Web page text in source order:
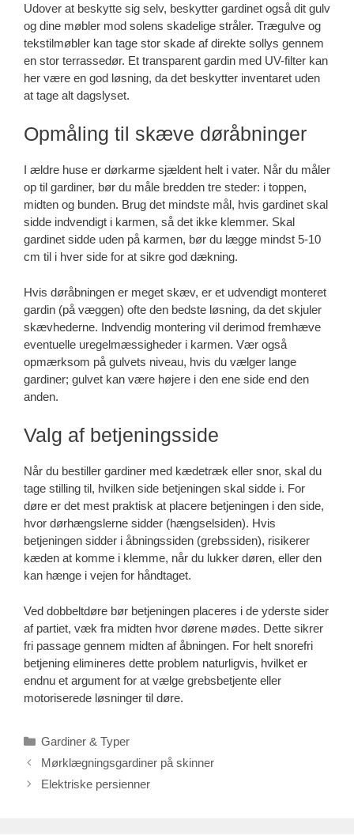
Udover at beskytte sig selv, beskytter gardinet også dit gulv
og dine møbler mod solens skadelige stråler. Trægulve og
tekstilmøbler kan tage stor skade af direkte sollys gennem
en stor terrassedør. Et transparent gardin med UV-filter kan
her være en god løsning, da det beskytter inventaret uden
at tage alt dagslyset.
Opmåling til skæve døråbninger
I ældre huse er dørkarme sjældent helt i vater. Når du måler
op til gardiner, bør du måle bredden tre steder: i toppen,
midten og bunden. Brug det mindste mål, hvis gardinet skal
sidde indvendigt i karmen, så det ikke klemmer. Skal
gardinet sidde uden på karmen, bør du lægge mindst 5-10
cm til i hver side for at sikre god dækning.
Hvis døråbningen er meget skæv, er et udvendigt monteret
gardin (på væggen) ofte den bedste løsning, da det skjuler
skævhederne. Indvendig montering vil derimod fremhæve
eventuelle uregelmæssigheder i karmen. Vær også
opmærksom på gulvets niveau, hvis du vælger lange
gardiner; gulvet kan være højere i den ene side end den
anden.
Valg af betjeningsside
Når du bestiller gardiner med kædetræk eller snor, skal du
tage stilling til, hvilken side betjeningen skal sidde i. For
døre er det mest praktisk at placere betjeningen i den side,
hvor dørhængslerne sidder (hængselsiden). Hvis
betjeningen sidder i åbningssiden (grebssiden), risikerer
kæden at komme i klemme, når du lukker døren, eller den
kan hænge i vejen for håndtaget.
Ved dobbeltdøre bør betjeningen placeres i de yderste sider
af partiet, væk fra midten hvor dørene mødes. Dette sikrer
fri passage gennem midten af åbningen. For helt snorefri
betjening elimineres dette problem naturligvis, hvilket er
endnu et argument for at vælge grebsbetjente eller
motoriserede løsninger til døre.
Kategorier
Gardiner & Typer
Mørklægningsgardiner på skinner
Elektriske persienner